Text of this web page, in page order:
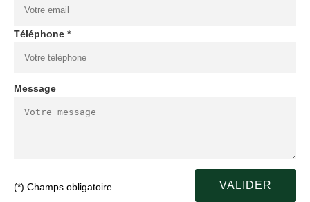
Téléphone *
Message
(*) Champs obligatoire